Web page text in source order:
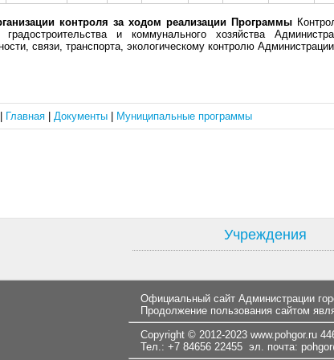
контроля за ходом реализации Программы
градостроительства и коммунального хозяйства
связи, транспорта, экологическому контролю
| Главная | Документы | Муниципальные программы
Учреждения
Официальный сайт Администрации
Продолжение пользования сайтом
Copyright © 2012-2023 www.pohgor.ru
Тел.: +7 84656 22455 эл. почта: